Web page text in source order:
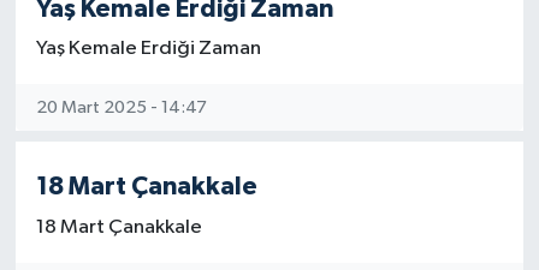
Yaş Kemale Erdiği Zaman
Yaş Kemale Erdiği Zaman
20 Mart 2025 - 14:47
18 Mart Çanakkale
18 Mart Çanakkale
Spor
Turizm
Haber Arşivi